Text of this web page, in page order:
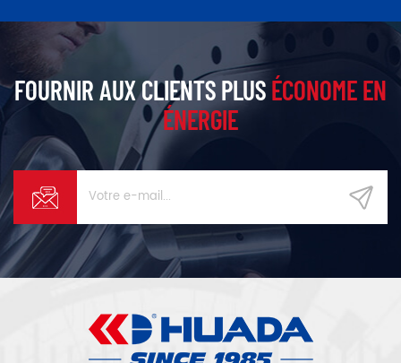
FOURNIR AUX CLIENTS PLUSÉCONOME EN
ÉNERGIE